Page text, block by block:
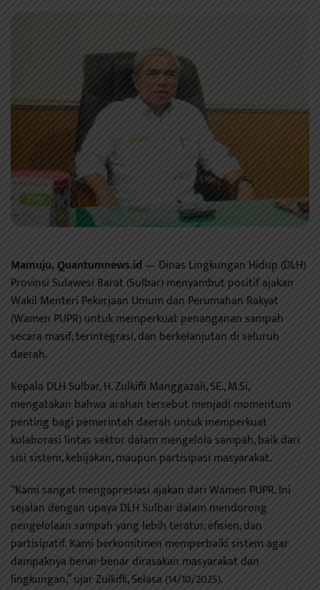
Mamuju, Quantumnews.id — Dinas Lingkungan Hidup (DLH)
Provinsi Sulawesi Barat (Sulbar) menyambut positif ajakan
Wakil Menteri Pekerjaan Umum dan Perumahan Rakyat
(Wamen PUPR) untuk memperkuat penanganan sampah
secara masif, terintegrasi, dan berkelanjutan di seluruh
daerah.
Kepala DLH Sulbar, H. Zulkifli Manggazali, SE., M.Si,
mengatakan bahwa arahan tersebut menjadi momentum
penting bagi pemerintah daerah untuk memperkuat
kolaborasi lintas sektor dalam mengelola sampah, baik dari
sisi sistem, kebijakan, maupun partisipasi masyarakat.
“Kami sangat mengapresiasi ajakan dari Wamen PUPR. Ini
sejalan dengan upaya DLH Sulbar dalam mendorong
pengelolaan sampah yang lebih teratur, efisien, dan
partisipatif. Kami berkomitmen memperbaiki sistem agar
dampaknya benar-benar dirasakan masyarakat dan
lingkungan,” ujar Zulkifli, Selasa (14/10/2025).